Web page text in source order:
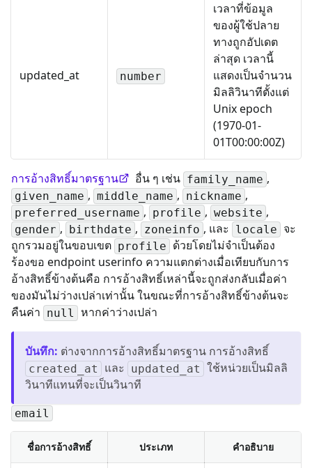
updated_at number
เวลาที่ข้อมูล
ของผู้ใช้ปลาย
ทางถูกอัปเดต
ล่าสุด เวลานี้
แสดงเป็นจำนวน
มิลลิวินาทีตั้งแต่
Unix epoch
(1970-01-
01T00:00:00Z)
การอ้างสิทธิ์มาตรฐาน อื่น ๆ เช่น family_name ,
given_name , middle_name , nickname ,
preferred_username , profile , website ,
gender , birthdate , zoneinfo , และ locale จะ
ถูกรวมอยู่ในขอบเขต profile ด้วยโดยไม่จำเป็นต้อง
ร้องขอ endpoint userinfo ความแตกต่างเมื่อเทียบกับการ
อ้างสิทธิ์ข้างต้นคือ การอ้างสิทธิ์เหล่านี้จะถูกส่งกลับเมื่อค่า
ของมันไม่ว่างเปล่าเท่านั้น ในขณะที่การอ้างสิทธิ์ข้างต้นจะ
คืนค่า null หากค่าว่างเปล่า
บันทึก: ต่างจากการอ้างสิทธิ์มาตรฐาน การอ้างสิทธิ์
created_at และ updated_at ใช้หน่วยเป็นมิลลิ
วินาทีแทนที่จะเป็นวินาที
email
ชื่อการอ้างสิทธิ์ ประเภท คำอธิบาย